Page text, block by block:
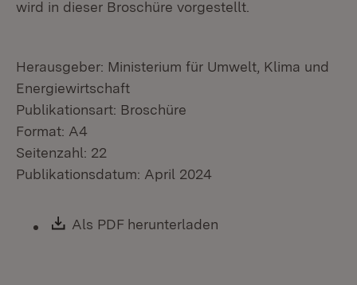
wird in dieser Broschüre vorgestellt.
Herausgeber: Ministerium für Umwelt, Klima und
Energiewirtschaft
Publikationsart: Broschüre
Format: A4
Seitenzahl: 22
Publikationsdatum: April 2024
Download:
Als PDF herunterladen